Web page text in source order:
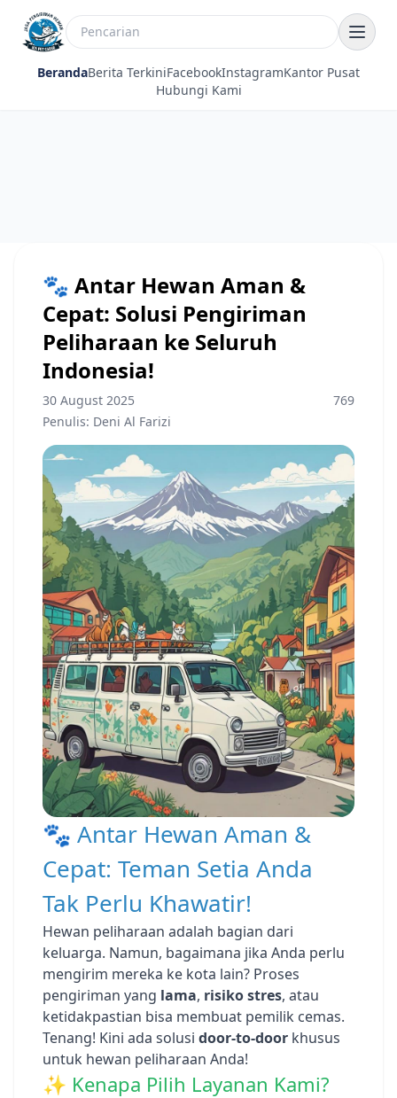
BerandaBerita TerkiniFacebookInstagramKantor Pusat
Hubungi Kami
🐾 Antar Hewan Aman &
Cepat: Solusi Pengiriman
Peliharaan ke Seluruh
Indonesia!
30 August 2025
769
Penulis: Deni Al Farizi
🐾 Antar Hewan Aman &
Cepat: Teman Setia Anda
Tak Perlu Khawatir!
Hewan peliharaan adalah bagian dari
keluarga. Namun, bagaimana jika Anda perlu
mengirim mereka ke kota lain? Proses
pengiriman yang lama, risiko stres, atau
ketidakpastian bisa membuat pemilik cemas.
Tenang! Kini ada solusi door-to-door khusus
untuk hewan peliharaan Anda!
✨ Kenapa Pilih Layanan Kami?